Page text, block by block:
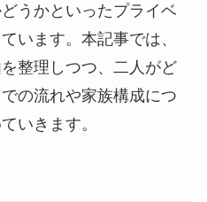
うかといったプライベ
います。本記事では、
整理しつつ、二人がど
の流れや家族構成につ
いきます。